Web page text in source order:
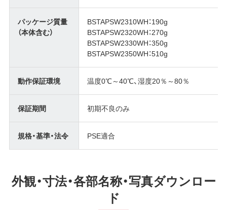
パッケージ質量
（本体含む）
BSTAPSW2310WH：190g
BSTAPSW2320WH：270g
BSTAPSW2330WH：350g
BSTAPSW2350WH：510g
動作保証環境 温度0℃～40℃、湿度20％～80％
保証期間 初期不良のみ
規格・基準・法令 PSE適合
外観・寸法・各部名称・写真ダウンロー
ド